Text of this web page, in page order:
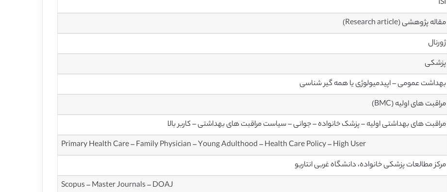
ISI
مقاله پژوهشی (Research article)
ژورنال
پزشکی
بهداشت عمومی – اپیدمیولوژی یا همه گیر شناسی
مراقبت های اولیه (BMC)
مراقبت های بهداشتی اولیه – پزشک خانواده – جوانی – سیاست مراقبت های بهداشتی – کاربر بالا
Primary Health Care – Family Physician – Young Adulthood – Health Care Policy – High User
مرکز مطالعات پزشکی خانواده، دانشگاه غربی انتاریو
Scopus – Master Journals – DOAJ